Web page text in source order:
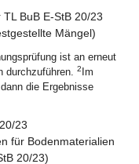
BuB E-StB 20/23
Mängel)
ist an erneut
durchzuführen. 2 Im
die Ergebnisse
23
für Bodenmaterialien
20/23)